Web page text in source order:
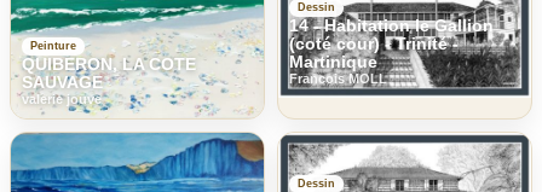
Peinture
QUIBERON, LA COTE
SAUVAGE
valerie jouve
Dessin
14 - Habitation le Gallion
(coté cour) - Trinité -
Martinique
Francois MOLL
Dessin